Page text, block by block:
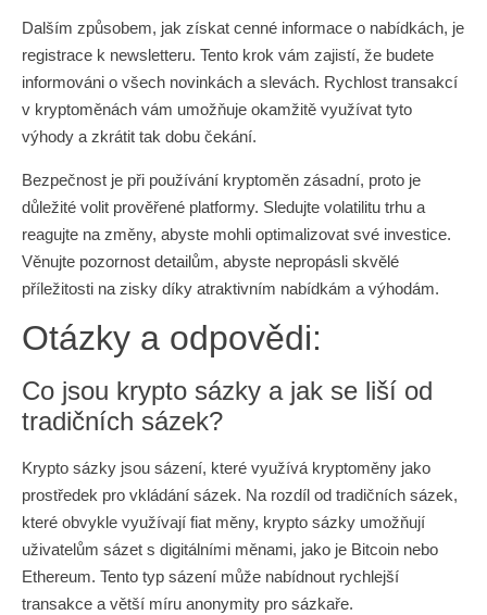
Dalším způsobem, jak získat cenné informace o nabídkách, je
registrace k newsletteru. Tento krok vám zajistí, že budete
informováni o všech novinkách a slevách. Rychlost transakcí
v kryptoměnách vám umožňuje okamžitě využívat tyto
výhody a zkrátit tak dobu čekání.
Bezpečnost je při používání kryptoměn zásadní, proto je
důležité volit prověřené platformy. Sledujte volatilitu trhu a
reagujte na změny, abyste mohli optimalizovat své investice.
Věnujte pozornost detailům, abyste nepropásli skvělé
příležitosti na zisky díky atraktivním nabídkám a výhodám.
Otázky a odpovědi:
Co jsou krypto sázky a jak se liší od
tradičních sázek?
Krypto sázky jsou sázení, které využívá kryptoměny jako
prostředek pro vkládání sázek. Na rozdíl od tradičních sázek,
které obvykle využívají fiat měny, krypto sázky umožňují
uživatelům sázet s digitálními měnami, jako je Bitcoin nebo
Ethereum. Tento typ sázení může nabídnout rychlejší
transakce a větší míru anonymity pro sázkaře.